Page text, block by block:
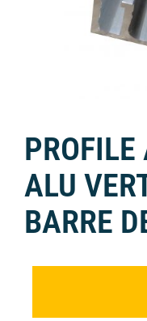
PROFILE
ALU
BARRE